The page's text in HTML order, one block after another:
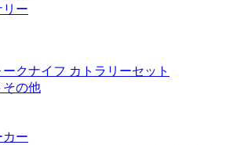
リー
ークナイフ カトラリーセット
その他
カー